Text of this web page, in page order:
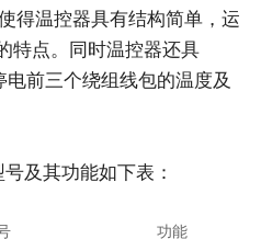
得温控器具有结构简单，运
特点。同时温控器还具
电前三个绕组线包的温度及
及其功能如下表：
功能